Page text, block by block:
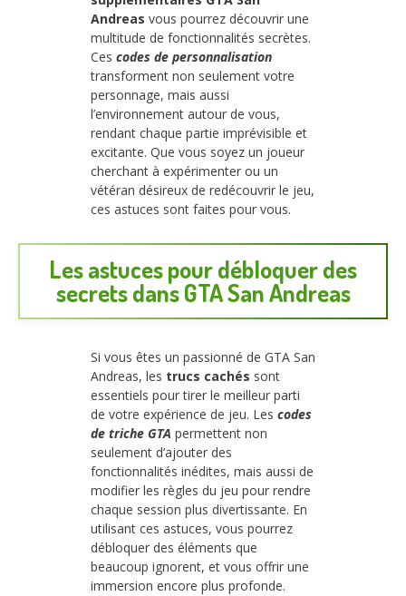
Andreas vous pourrez découvrir une
multitude de fonctionnalités secrètes.
Ces codes de personnalisation
transforment non seulement votre
personnage, mais aussi
l’environnement autour de vous,
rendant chaque partie imprévisible et
excitante. Que vous soyez un joueur
cherchant à expérimenter ou un
vétéran désireux de redécouvrir le jeu,
ces astuces sont faites pour vous.
Les astuces pour débloquer des
secrets dans GTA San Andreas
Si vous êtes un passionné de GTA San
Andreas, les trucs cachés sont
essentiels pour tirer le meilleur parti
de votre expérience de jeu. Les codes
de triche GTA permettent non
seulement d’ajouter des
fonctionnalités inédites, mais aussi de
modifier les règles du jeu pour rendre
chaque session plus divertissante. En
utilisant ces astuces, vous pourrez
débloquer des éléments que
beaucoup ignorent, et vous offrir une
immersion encore plus profonde.